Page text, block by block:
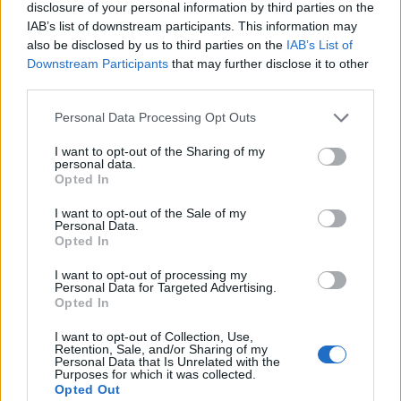
disclosure of your personal information by third parties on the
IAB’s list of downstream participants. This information may
also be disclosed by us to third parties on the IAB’s List of
Downstream Participants that may further disclose it to other
Personal Data Processing Opt Outs
I want to opt-out of the Sharing of my
personal data.
Opted In
I want to opt-out of the Sale of my
Personal Data.
Opted In
I want to opt-out of processing my
Personal Data for Targeted Advertising.
Opted In
I want to opt-out of Collection, Use,
Retention, Sale, and/or Sharing of my
Personal Data that Is Unrelated with the
Purposes for which it was collected.
Opted Out
PROSZE WAS O POMOC ! CO TO JEST !!
Jak w temacie czy może mi ktoś odpowiedzieć co to
gość
Forum:
Co mnie ugryzło?
Po weekendzie na działce pojawiły mi się na nodze
takie ugryzienia. Na dworze były komary, meszki, inne
owady, ale niepokoi mnie kilka ugryzień obok siebie
gość
Forum: